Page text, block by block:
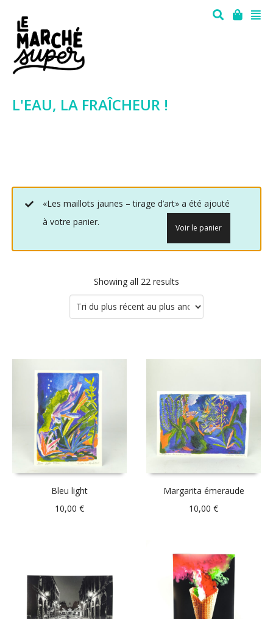
L'EAU, LA FRAÎCHEUR !
«Les maillots jaunes – tirage d’art» a été ajouté
à votre panier.
Voir le panier
Showing all 22 results
Bleu light
10,00 €
Margarita émeraude
10,00€